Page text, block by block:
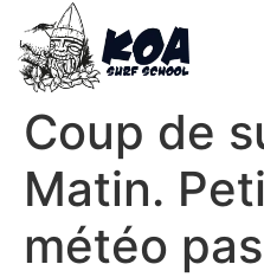
Coup de
Matin.
météo